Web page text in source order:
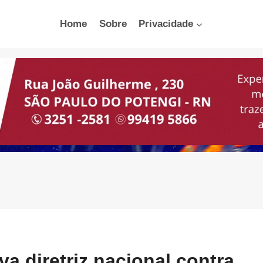
Home Sobre Privacidade